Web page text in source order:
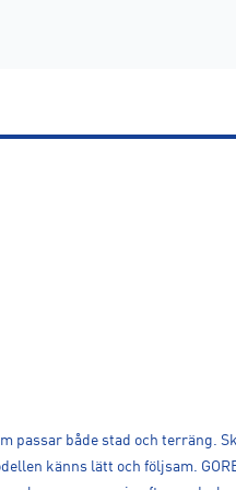
passar både stad och terräng.
känns lätt och följsam.